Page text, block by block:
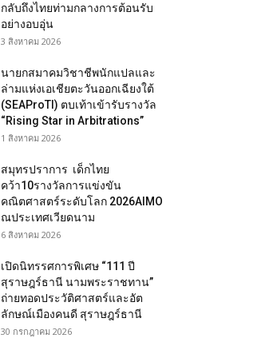
กลับถึงไทยท่ามกลางการต้อนรับ
อย่างอบอุ่น
3 สิงหาคม 2026
นายกสมาคมวิชาชีพนักแปลและ
ล่ามแห่งเอเชียตะวันออกเฉียงใต้
(SEAProTI) ตบเท้าเข้ารับรางวัล
“Rising Star in Arbitrations”
1 สิงหาคม 2026
สมุทรปราการ เด็กไทย
คว้า10รางวัลการแข่งขัน
คณิตศาสตร์ระดับโลก 2026AIMO
ณประเทศเวียดนาม
6 สิงหาคม 2026
เปิดนิทรรศการพิเศษ “111 ปี
สุราษฎร์ธานี นามพระราชทาน”
ถ่ายทอดประวัติศาสตร์และอัต
ลักษณ์เมืองคนดี สุราษฎร์ธานี
30 กรกฎาคม 2026